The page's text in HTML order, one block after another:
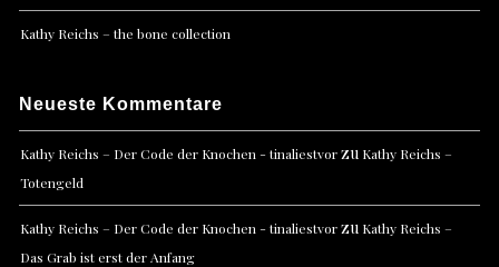
Kathy Reichs – the bone collection
Neueste Kommentare
Kathy Reichs – Der Code der Knochen - tinaliestvorzu Kathy Reichs –
Totengeld
Kathy Reichs – Der Code der Knochen - tinaliestvorzu Kathy Reichs –
Das Grab ist erst der Anfang